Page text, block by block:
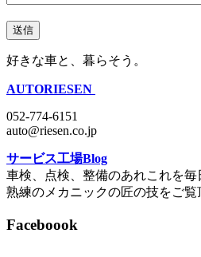
好きな車と、暮らそう。
AUTORIESEN
052-774-6151
auto@riesen.co.jp
サービス工場Blog
車検、点検、整備のあれこれを毎
熟練のメカニックの匠の技をご覧
Faceboook